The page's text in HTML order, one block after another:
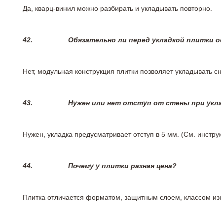
Да, кварц-винил можно разбирать и укладывать повторно.
42. Обязательно ли перед укладкой плитки
Нет, модульная конструкция плитки позволяет
43. Нужен или нет отступ от стены при
Нужен, укладка предусматривает отступ в 5 мм. (См.
44. Почему у плитки разная цена?
Плитка отличается форматом, защитным слоем, классом